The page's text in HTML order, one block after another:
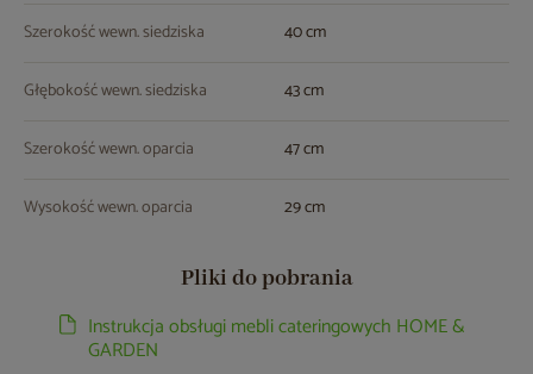
Szerokość wewn. siedziska 40 cm
Głębokość wewn. siedziska 43 cm
Szerokość wewn. oparcia 47 cm
Wysokość wewn. oparcia 29 cm
Pliki do pobrania
Instrukcja obsługi mebli cateringowych HOME &
GARDEN